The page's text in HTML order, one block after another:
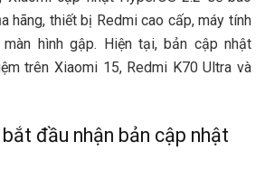
hãng, thiết bị Redmi cao cấp, máy tính
hình gập. Hiện tại, bản cập nhật
trên Xiaomi 15, Redmi K70 Ultra và
đầu nhận bản cập nhật